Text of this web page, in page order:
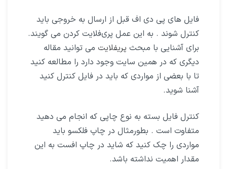
فایل های پی دی اف قبل از ارسال به خروجی باید
کنترل شوند . به این عمل پری‌فلایت کردن می گویند.
برای آشنایی با مبحث پریفلایت می توانید مقاله
دیگری که در همین سایت وجود دارد را مطالعه کنید
تا با بعضی از مواردی که باید در فایل کنترل کنید
آشنا شوید.
کنترل فایل بسته به نوع چاپی که انجام می دهید
متفاوت است . بطورمثال در چاپ فلکسو باید
مواردی را چک کنید که شاید در چاپ افست به این
مقدار اهمیت نداشته باشد.